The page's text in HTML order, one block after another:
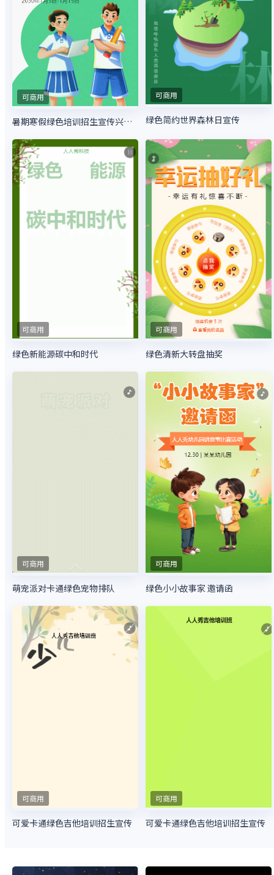
可商用
暑期寒假绿色培训招生宣传兴趣班招生
可商用
绿色简约世界森林日宣传
可商用
绿色新能源碳中和时代
可商用
绿色清新大转盘抽奖
可商用
萌宠派对卡通绿色宠物排队
可商用
绿色小小故事家 邀请函
可商用
可爱卡通绿色吉他培训招生宣传
可商用
可爱卡通绿色吉他培训招生宣传